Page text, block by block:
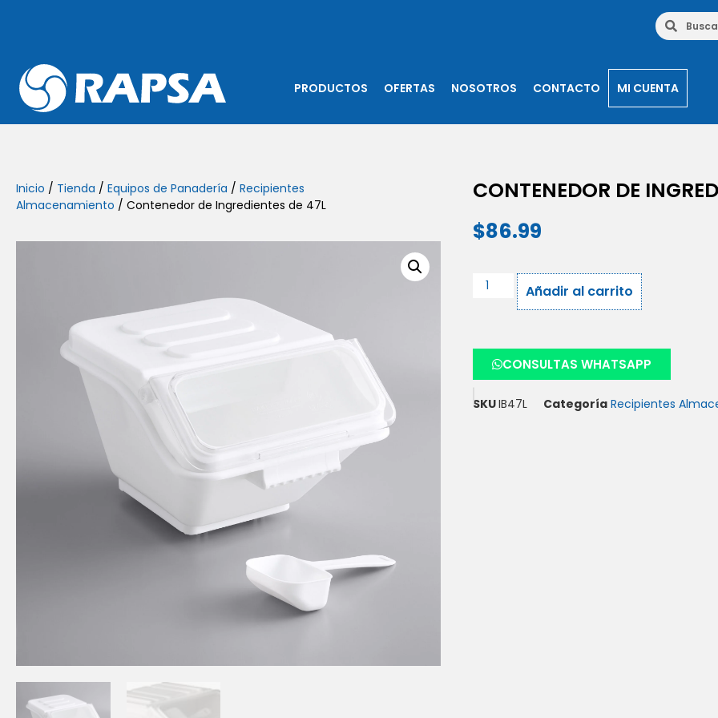
PRODUCTOS OFERTAS NOSOTROS CONTACTO MI CUENTA
Inicio / Tienda / Equipos de Panadería / Recipientes
Almacenamiento / Contenedor de Ingredientes de 47L
CONTENEDOR DE
$86.99
Añadir al carrito
CONSULTAS WHATSAPP
SKUIB47L Categoría Recipientes